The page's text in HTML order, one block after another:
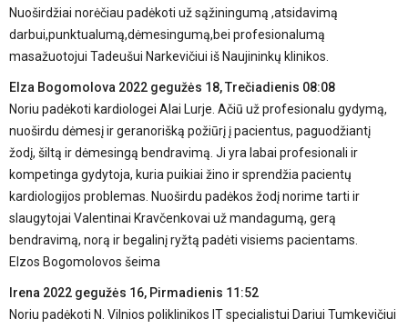
Nuoširdžiai norėčiau padėkoti už sąžiningumą ,atsidavimą
darbui,punktualumą,dėmesingumą,bei profesionalumą
masažuotojui Tadeušui Narkevičiui iš Naujininkų klinikos.
Elza Bogomolova 2022 gegužės 18, Trečiadienis 08:08
Noriu padėkoti kardiologei Alai Lurje. Ačiū už profesionalu gydymą,
nuoširdu dėmesį ir geranorišką požiūrį į pacientus, paguodžiantį
žodį, šiltą ir dėmesingą bendravimą. Ji yra labai profesionali ir
kompetinga gydytoja, kuria puikiai žino ir sprendžia pacientų
kardiologijos problemas. Nuoširdu padėkos žodį norime tarti ir
slaugytojai Valentinai Kravčenkovai už mandagumą, gerą
bendravimą, norą ir begalinį ryžtą padėti visiems pacientams.
Elzos Bogomolovos šeima
Irena 2022 gegužės 16, Pirmadienis 11:52
Noriu padėkoti N. Vilnios poliklinikos IT specialistui Dariui Tumkevičiui